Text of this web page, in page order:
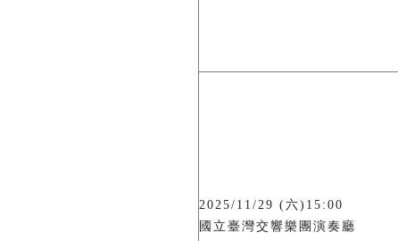
2025/11/29 (六)15:00
國立臺灣交響樂團演奏廳